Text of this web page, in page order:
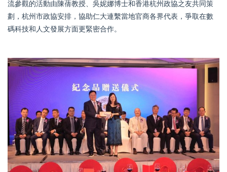
流參觀的活動由陳蒨教授、吳妮娜博士和香港杭州政協之友共同策
劃，杭州市政協安排，協助仁大連繫當地官商各界代表，爭取在數
碼科技和人文發展方面更緊密合作。